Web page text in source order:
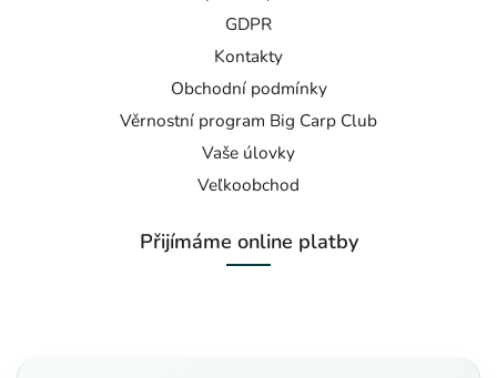
GDPR
Kontakty
Obchodní podmínky
Věrnostní program Big Carp Club
Vaše úlovky
Veľkoobchod
Přijímáme online platby